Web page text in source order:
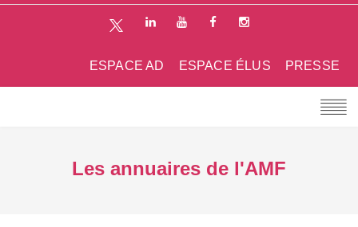
PRESSE
ESPACE ÉLUS
ESPACE AD
Les annuaires de l'AMF